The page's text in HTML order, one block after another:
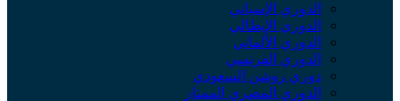
الدوري الإسباني
الدوري الإيطالي
الدوري الألماني
الدوري الفرنسي
دوري روشن السعودي
الدوري المصري الممتاز